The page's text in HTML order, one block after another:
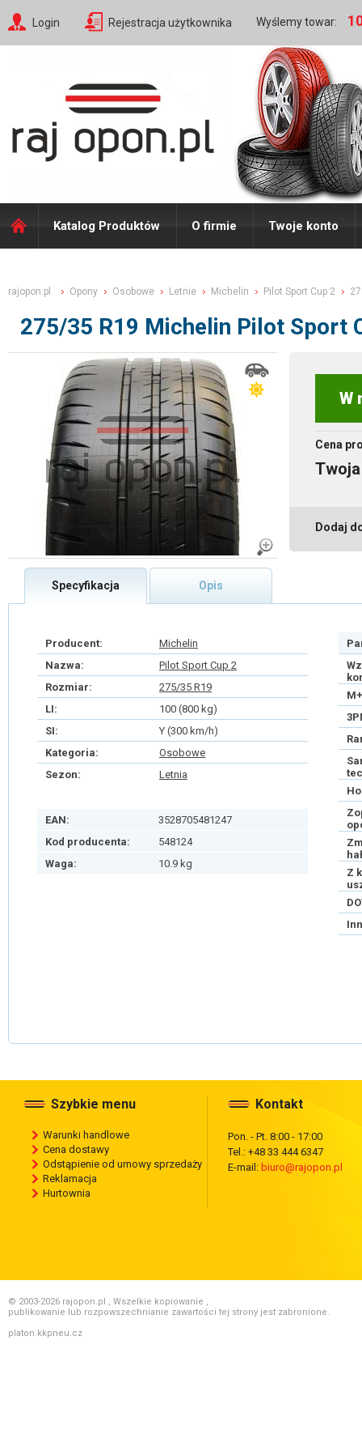
Login Rejestracja użytkownika Wyślemy towar:
Katalog Produktów O firmie Twoje konto
rajopon.pl Opony Osobowe Letnie Michelin Pilot Sport Cup 2
275/35 R19 Michelin Pilot Sport
W
Cena
Dodaj
Specyfikacja Opis
Producent:
Michelin
Nazwa:
Pilot Sport Cup 2
Rozmiar:
275/35 R19
LI:
100 (800 kg)
SI:
Y (300 km/h)
Kategoria:
Osobowe
Sezon:
Letnia
EAN:
3528705481247
Kod producenta:
548124
Waga:
10.9 kg
Z
Szybkie menu
Warunki handlowe
Cena dostawy
Odstąpienie od umowy sprzedaży
Reklamacja
Hurtownia
Kontakt
Pon. - Pt. 8:00 - 17:00
Tel.: +48 33 444 6347
E-mail: biuro@rajopon.pl
© 2003-2026 rajopon.pl , Wszelkie kopiowanie ,
publikowanie lub rozpowszechnianie zawartości tej strony jest zabronione.
platon.kkpneu.cz